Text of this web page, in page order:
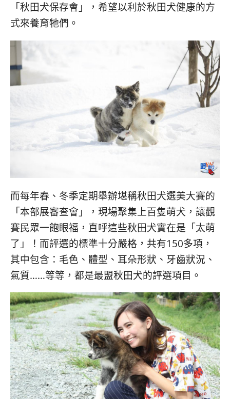
「秋田犬保存會」，希望以利於秋田犬健康的方
式來養育牠們。
而每年春、冬季定期舉辦堪稱秋田犬選美大賽的
「本部展審查會」，現場聚集上百隻萌犬，讓觀
賽民眾一飽眼福，直呼這些秋田犬實在是「太萌
了」！而評選的標準十分嚴格，共有150多項，
其中包含：毛色、體型、耳朵形狀、牙齒狀況、
氣質……等等，都是最盟秋田犬的評選項目。